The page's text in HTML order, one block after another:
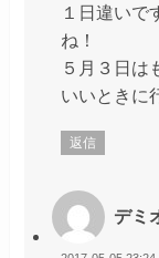
１日違いで
ね！
５月３日は
いいときに
返信
デミ